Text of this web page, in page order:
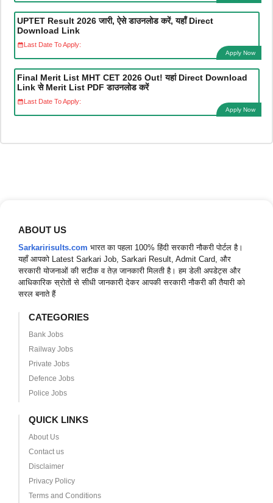
UPTET Result 2026 जारी, ऐसे डाउनलोड करें, यहाँ Direct
Download Link
Last Date To Apply:
Apply Now
Final Merit List MHT CET 2026 Out! यहां Direct Download
Link से Merit List PDF डाउनलोड करें
Last Date To Apply:
Apply Now
ABOUT US
Sarkaririsults.com भारत का पहला 100% हिंदी सरकारी नौकरी पोर्टल है।
यहाँ आपको Latest Sarkari Job, Sarkari Result, Admit Card, और
सरकारी योजनाओं की सटीक व तेज़ जानकारी मिलती है। हम डेली अपडेट्स और
आधिकारिक स्रोतों से सीधी जानकारी देकर आपकी सरकारी नौकरी की तैयारी को
सरल बनाते हैं
CATEGORIES
Bank Jobs
Railway Jobs
Private Jobs
Defence Jobs
Police Jobs
QUICK LINKS
About Us
Contact us
Disclaimer
Privacy Policy
Terms and Conditions